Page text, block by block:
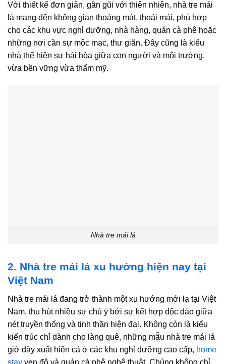
Với thiết kế đơn giản, gần gũi với thiên nhiên, nhà tre mái
lá mang đến không gian thoáng mát, thoải mái, phù hợp
cho các khu vực nghỉ dưỡng, nhà hàng, quán cà phê hoặc
những nơi cần sự mộc mạc, thư giãn. Đây cũng là kiểu
nhà thể hiện sự hài hòa giữa con người và môi trường,
vừa bền vững vừa thẩm mỹ.
Nhà tre mái lá
2. Nhà tre mái lá xu hướng hiện nay tại
Việt Nam
Nhà tre mái lá đang trở thành một xu hướng mới lạ tại Việt
Nam, thu hút nhiều sự chú ý bởi sự kết hợp độc đáo giữa
nét truyền thống và tinh thần hiện đại. Không còn là kiểu
kiến trúc chỉ dành cho làng quê, những mẫu nhà tre mái lá
giờ đây xuất hiện cả ở các khu nghỉ dưỡng cao cấp, home
stay ven đô và quán cà phê nghệ thuật. Chúng không chỉ